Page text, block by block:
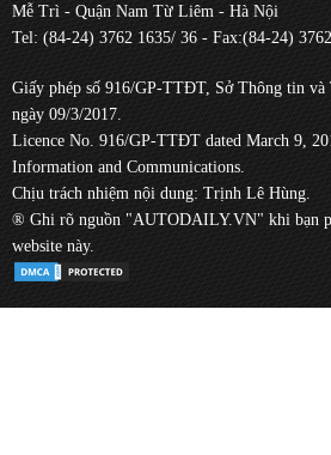
Mễ Trì - Quận Nam Từ Liêm - Hà Nội
Tel: (84-24) 3762 1635/ 36 - Fax:(84-24)
Giấy phép số 916/GP-TTĐT, Sở Thông tin và
ngày 09/3/2017.
Licence No. 916/GP-TTĐT dated March 9,
Information and Communications.
Chịu trách nhiệm nội dung: Trịnh Lê Hùng.
® Ghi rõ nguồn "AUTODAILY.VN" khi bạn
website này.